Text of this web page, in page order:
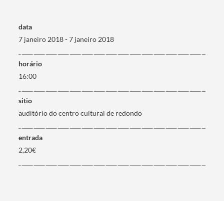
Termo de Pesquisa
data
7 janeiro 2018 - 7 janeiro 2018
horário
16:00
sitio
auditório do centro cultural de redondo
entrada
2,20€